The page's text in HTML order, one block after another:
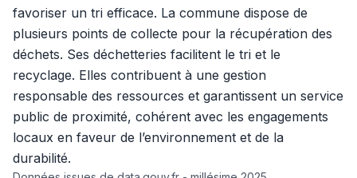
favoriser un tri efficace. La commune dispose de
plusieurs points de collecte pour la récupération des
déchets. Ses déchetteries facilitent le tri et le
recyclage. Elles contribuent à une gestion
responsable des ressources et garantissent un service
public de proximité, cohérent avec les engagements
locaux en faveur de l’environnement et de la
durabilité.